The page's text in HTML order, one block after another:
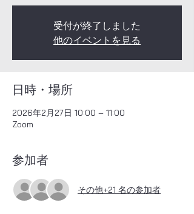
受付が終了しました
他のイベントを見る
日時・場所
2026年2月27日 10:00 – 11:00
Zoom
参加者
その他+21 名の参加者